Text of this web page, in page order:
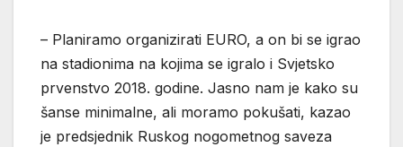
– Planiramo organizirati EURO, a on bi se igrao
na stadionima na kojima se igralo i Svjetsko
prvenstvo 2018. godine. Jasno nam je kako su
šanse minimalne, ali moramo pokušati, kazao
je predsjednik Ruskog nogometnog saveza